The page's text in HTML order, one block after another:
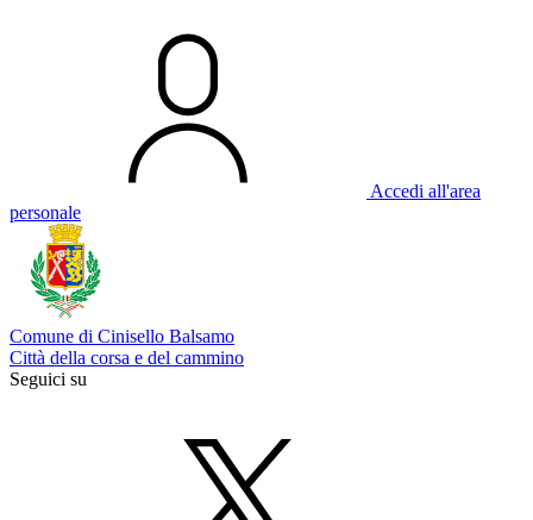
Accedi all'area
personale
Comune di Cinisello Balsamo
Città della corsa e del cammino
Seguici su